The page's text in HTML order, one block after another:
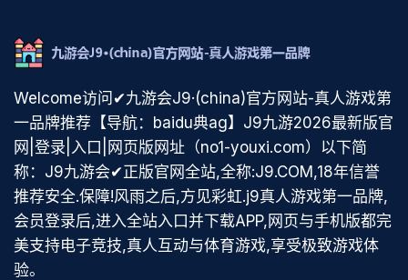
Welcome访问✔九游会J9·(china)官方网站-真人游戏第
一品牌推荐【导航：baidu典ag】J9九游2026最新版官
网|登录|入口|网页版网址（no1-youxi.com）以下简
称：J9九游会✔正版官网全站,全称:J9.COM,18年信誉
推荐安全.保障!风雨之后,方见彩虹.j9真人游戏第一品牌,
会员登录后,进入全站入口并下载APP,网页与手机版都完
美支持电子竞技,真人互动与体育游戏,享受极致游戏体
验。